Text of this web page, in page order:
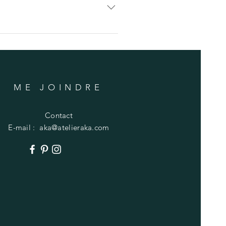
: Elles sont
une signature lors de la
ME JOINDRE
Contact
E-mail : aka@atelieraka.com